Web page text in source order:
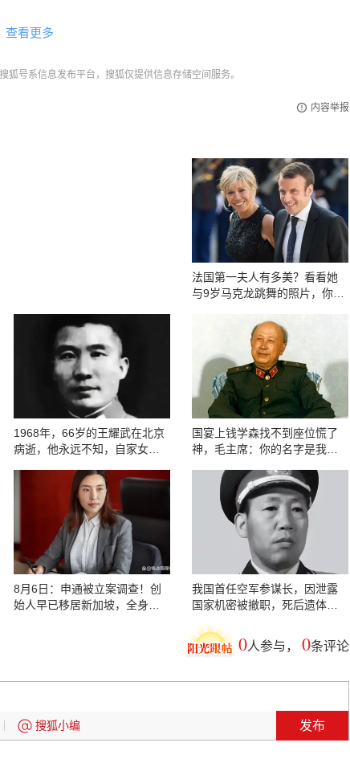
查看更多
狐号系信息发布平台，搜狐仅提供信息存储空间服务。
内容举报
法国第一夫人有多美？看看她
与9岁马克龙跳舞的照片，你就
1968年，66岁的王耀武在北京
病逝，他永远不知，自家女儿
国宴上钱学森找不到座位慌了
神，毛主席：你的名字是我亲
8月6日：申通被立案调查！创
始人早已移居新加坡，全身套
我国首任空军参谋长，因泄露
国家机密被撤职，死后遗体被
0人参与， 0条评论
搜狐小编 发布